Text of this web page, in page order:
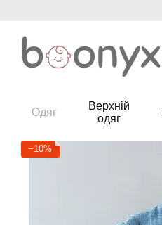
Одяг
Верхній
одяг
−10%